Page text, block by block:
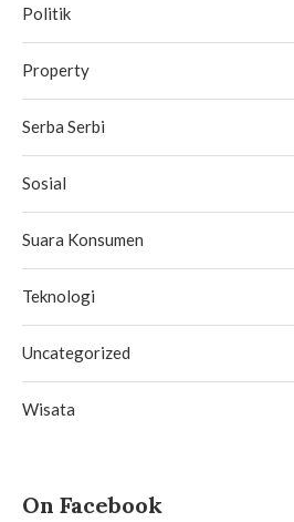
Politik
Property
Serba Serbi
Sosial
Suara Konsumen
Teknologi
Uncategorized
Wisata
On Facebook